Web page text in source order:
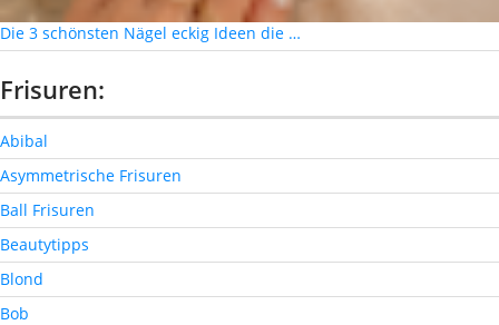
Die 3 schönsten Nägel eckig Ideen die …
Frisuren:
Abibal
Asymmetrische Frisuren
Ball Frisuren
Beautytipps
Blond
Bob